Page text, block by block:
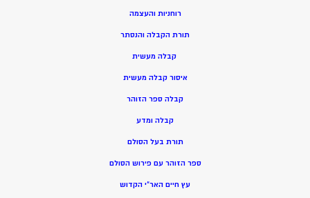
רוחניות והעצמה
תורת הקבלה והנסתר
קבלה מעשית
איסור קבלה מעשית
קבלה ספר הזוהר
קבלה ומדע
תורת בעל הסולם
ספר הזוהר עם פירוש הסולם
עץ חיים האר”י הקדוש